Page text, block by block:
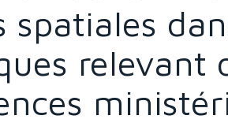
spatiales
relevant